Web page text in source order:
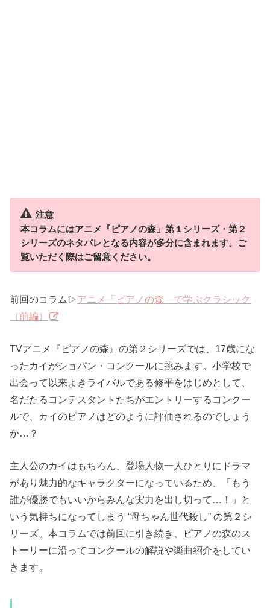
注意
本コラムにはアニメ『ピアノの森」第１シリーズ・第２
シリーズのネタバレとなる内容が多分に含まれます。ご
覧いただく際はご留意ください。
前回のコラム▷ アニメ「ピアノの森」で学ぶクラシック
（前編）
TVアニメ『ピアノの森』の第２シリーズでは、17歳にな
ったカイがショパン・コンクールに挑みます。小学校で
出会って以来よきライバルである修平をはじめとして、
名だたるコンテスタントたちがエントリーするコンクー
ルで、カイのピアノはどのように評価されるのでしょう
か…？
主人公のカイはもちろん、登場人物一人ひとりにドラマ
があり魅力的なキャラクターになっているため、「もう
誰が優勝でもいいからみんな実力を出し切って…！」と
いう気持ちになってしまう “母ちゃん世代殺し” の第２シ
リーズ。本コラムでは前回に引き続き、ピアノの森のス
トーリーに沿ってコンクールの解説や楽曲紹介をしてい
きます。